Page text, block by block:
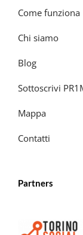
Come funziona
Chi siamo
Blog
Sottoscrivi
Mappa
Contatti
Partners